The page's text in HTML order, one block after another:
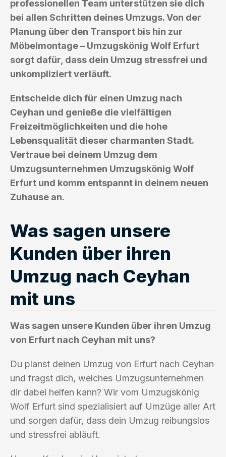
professionellen Team unterstützen sie dich
bei allen Schritten deines Umzugs. Von der
Planung über den Transport bis hin zur
Möbelmontage – Umzugskönig Wolf Erfurt
sorgt dafür, dass dein Umzug stressfrei und
unkompliziert verläuft.
Entscheide dich für einen Umzug nach
Ceyhan und genieße die vielfältigen
Freizeitmöglichkeiten und die hohe
Lebensqualität dieser charmanten Stadt.
Vertraue bei deinem Umzug dem
Umzugsunternehmen Umzugskönig Wolf
Erfurt und komm entspannt in deinem neuen
Zuhause an.
Was sagen unsere
Kunden über ihren
Umzug nach Ceyhan
mit uns
Was sagen unsere Kunden über ihren Umzug
von Erfurt nach Ceyhan mit uns?
Du planst deinen Umzug von Erfurt nach Ceyhan
und fragst dich, welches Umzugsunternehmen
dir dabei helfen kann? Wir vom Umzugskönig
Wolf Erfurt sind spezialisiert auf Umzüge aller Art
und sorgen dafür, dass dein Umzug reibungslos
und stressfrei abläuft.